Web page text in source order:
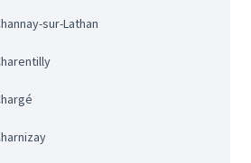
Channay-sur-Lathan
Charentilly
Chargé
Charnizay